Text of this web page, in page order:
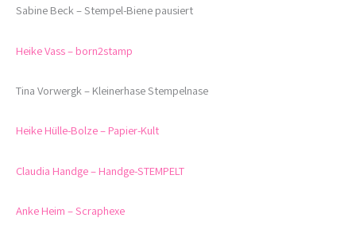
Sabine Beck – Stempel-Biene pausiert
HeikeVass– born2stamp
Tina Vorwergk– KleinerhaseStempelnase
Heike Hülle-Bolze – Papier-Kult
Claudia Handge– Handge-STEMPELT
Anke Heim –Scraphexe